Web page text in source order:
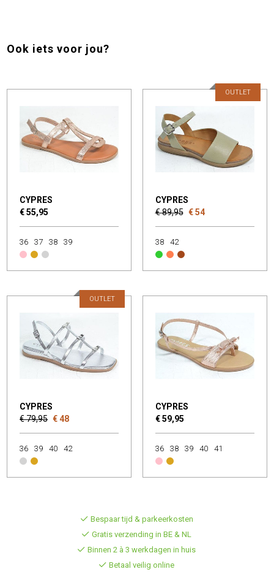
Ook iets voor jou?
CYPRES
€ 55,95
36 37 38 39
CYPRES
€ 89,95 € 54
OUTLET
38 42
CYPRES
€ 79,95 € 48
OUTLET
36 39 40 42
CYPRES
€ 59,95
36 38 39 40 41
Bespaar tijd & parkeerkosten
Gratis verzending in BE & NL
Binnen 2 à 3 werkdagen in huis
Betaal veilig online